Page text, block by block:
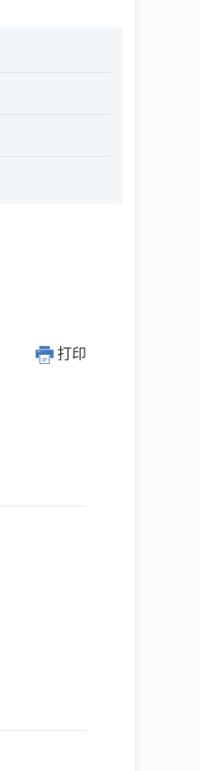
打印